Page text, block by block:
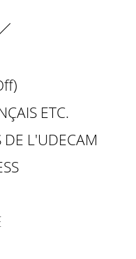
ETC.
DE L'UDECAM